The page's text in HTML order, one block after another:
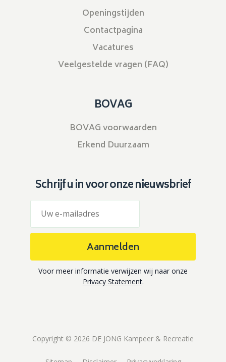
Openingstijden
Contactpagina
Vacatures
Veelgestelde vragen (FAQ)
BOVAG
BOVAG voorwaarden
Erkend Duurzaam
Schrijf u in voor onze nieuwsbrief
Aanmelden
Voor meer informatie verwijzen wij naar onze
Privacy Statement.
Copyright © 2026 DE JONG Kampeer & Recreatie